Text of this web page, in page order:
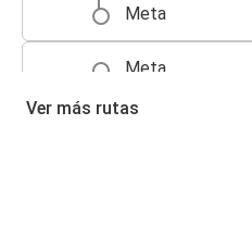
Meta
Meta
Ver más rutas